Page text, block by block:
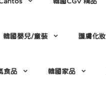
韓國嬰兒/童裝 護膚化妝
食品 韓國家品